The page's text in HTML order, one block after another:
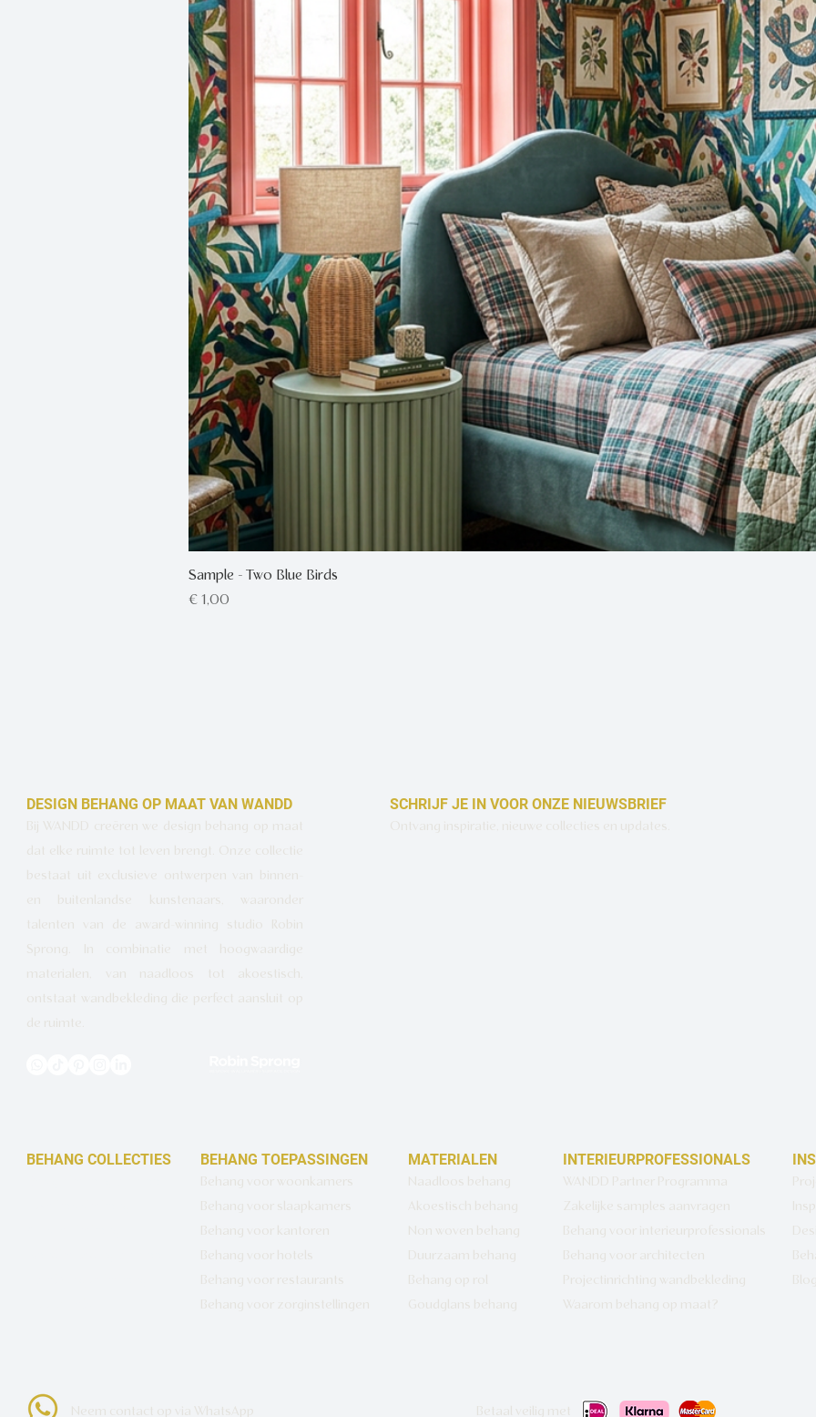
Sample - Two Blue Birds
Prijs
€ 1,00
DESIGN BEHANG OP MAAT VAN WANDD
Bij WANDD creëren we design behang op maat
dat elke ruimte tot leven brengt. Onze collectie
bestaat uit exclusieve ontwerpen van binnen-
en buitenlandse kunstenaars, waaronder
talenten van de award-winning studio Robin
Sprong. In combinatie met hoogwaardige
materialen, van naadloos tot akoestisch,
ontstaat wandbekleding die perfect aansluit op
de ruimte.
SCHRIJF JE IN VOOR ONZE NIEUWSBRIEF
Ontvang inspiratie, nieuwe collecties en updates.
BEHANG COLLECTIES BEHANG TOEPASSINGEN
Behang voor woonkamers
Behang voor slaapkamers
Behang voor kantoren
Behang voor hotels
Behang voor restaurants
Behang voor zorginstellingen
MATERIALEN
Naadloos behang
Akoestisch behang
Non woven behang
Duurzaam behang
Behang op rol
Goudglans behang
INTERIEURPROFESSIONALS
WANDD Partner Programma
Zakelijke samples aanvragen
Behang voor interieurprofessionals
Behang voor architecten
Projectinrichting wandbekleding
Waarom behang op maat?
Blog
Neem contact op via WhatsApp Betaal veilig met